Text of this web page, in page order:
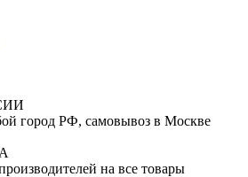
город РФ, самовывоз в Москве
на все товары